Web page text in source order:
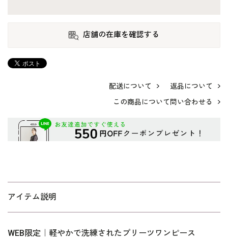
店舗の在庫を確認する
配送について
返品について
この商品について問い合わせる
アイテム説明
WEB限定｜軽やかで洗練されたプリーツワンピース